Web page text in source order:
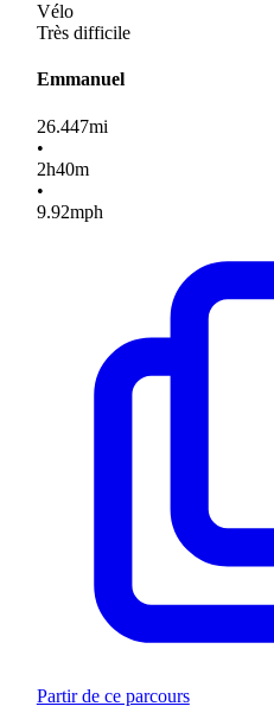
Vélo
Très difficile
Emmanuel
26.447mi
•
2h40m
•
9.92mph
Partir de ce parcours